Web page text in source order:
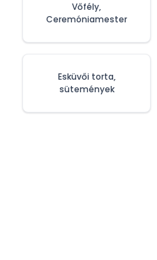
Vőfély,
Ceremóniamester
Esküvői torta,
sütemények